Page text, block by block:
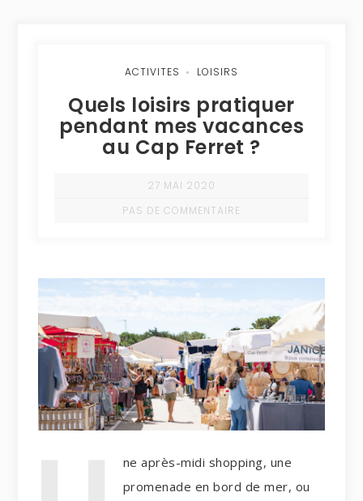
ACTIVITES LOISIRS
Quels loisirs pratiquer
pendant mes vacances
au Cap Ferret ?
27 MAI 2020
PAS DE COMMENTAIRE
ne après-midi shopping, une
promenade en bord de mer, ou